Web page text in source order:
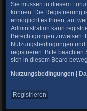
Sie müssen in diesem
können. Die Registrierung
ermöglicht es Ihnen, auf
Administration kann
Berechtigungen zuweisen.
Nutzungsbedingungen
registrieren. Bitte beachten
sich in diesem Board
Nutzungsbedingungen |
Registrieren